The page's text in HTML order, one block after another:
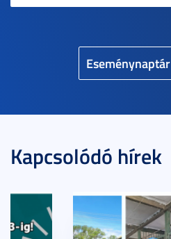
Eseménynaptár
Kapcsolódó hírek